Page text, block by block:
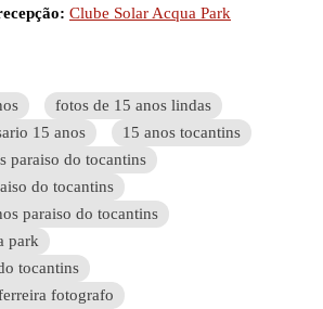
Clube Solar Acqua Park
fotos de 15 anos lindas
15 anos
15 anos tocantins
paraiso do tocantins
do tocantins
paraiso do tocantins
park
tocantins
fotografo